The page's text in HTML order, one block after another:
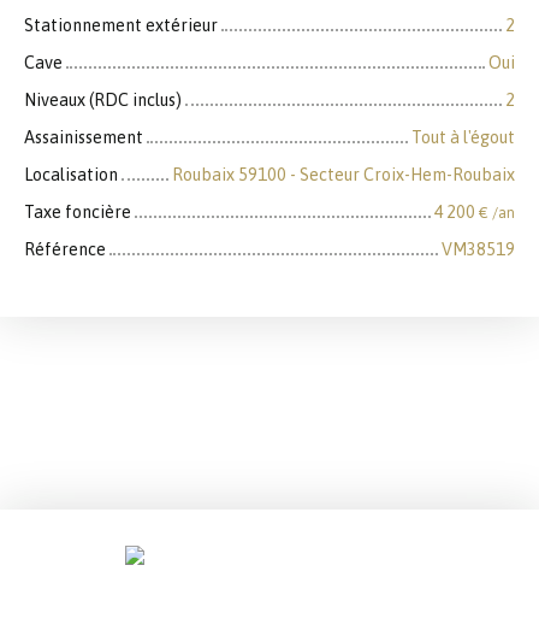
Stationnement extérieur
2
Cave
Oui
Niveaux (RDC inclus)
2
Assainissement
Tout à l'égout
Localisation
Roubaix 59100 - Secteur Croix-Hem-Roubaix
Taxe foncière
4 200 € /an
Référence VM38519